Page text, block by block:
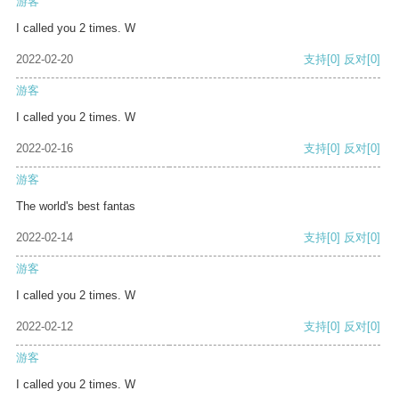
I called you 2 times. W
2022-02-20 支持[0] 反对[0]
游客
I called you 2 times. W
2022-02-16 支持[0] 反对[0]
游客
The world's best fantas
2022-02-14 支持[0] 反对[0]
游客
I called you 2 times. W
2022-02-12 支持[0] 反对[0]
游客
I called you 2 times. W